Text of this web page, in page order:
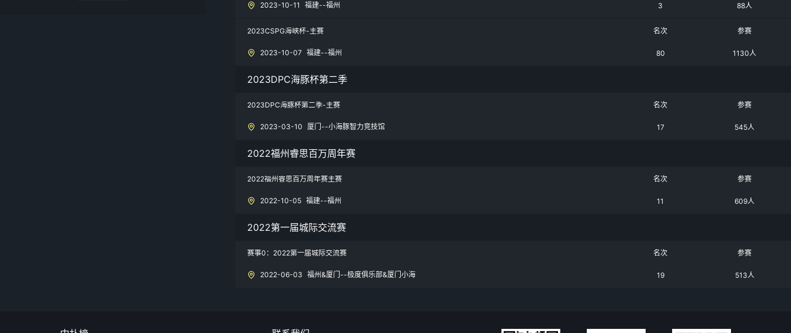
2023-10-11 福建--福州 3 88人
2023CSPG海峡杯-主赛
2023-10-07 福建--福州
名次
80
参赛
1130人
2023DPC海豚杯第二季
2023DPC海豚杯第二季-主赛
2023-03-10 厦门--小海豚智力竞技馆
名次
17
参赛
545人
2022福州睿思百万周年赛
2022福州睿思百万周年赛主赛
2022-10-05 福建--福州
名次
11
参赛
609人
2022第一届城际交流赛
赛事0：2022第一届城际交流赛
2022-06-03 福州&厦门--极度俱乐部&厦门小海
名次
19
参赛
513人